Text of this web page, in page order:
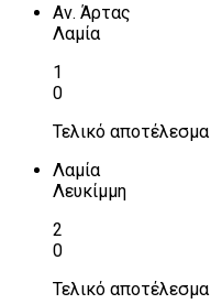
Αν. Άρτας
Λαμία
1
0
Τελικό αποτέλεσμα
Λαμία
Λευκίμμη
2
0
Τελικό αποτέλεσμα